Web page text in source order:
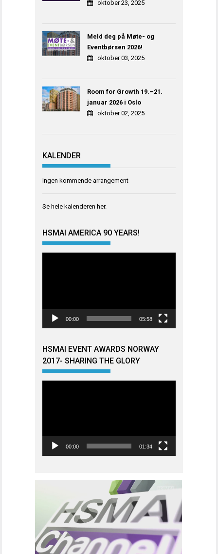
oktober 23, 2025
Meld deg på Møte- og
Eventbørsen 2026!
oktober 03, 2025
Room for Growth 19.–21.
januar 2026 i Oslo
oktober 02, 2025
KALENDER
Ingen kommende arrangement
Se hele kalenderen her.
HSMAI AMERICA 90 YEARS!
00:00 05:58
HSMAI EVENT AWARDS NORWAY
2017- SHARING THE GLORY
00:00 01:34